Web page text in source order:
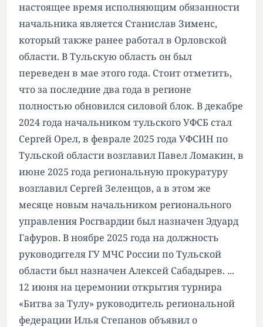
настоящее время исполняющим обязанности
начальника является Станислав Зименс,
который также ранее работал в Орловской
области. В Тульскую область он был
переведен в мае этого года. Стоит отметить,
что за последние два года в регионе
полностью обновился силовой блок. В декабре
2024 года начальником тульского УФСБ стал
Сергей Орел, в феврале 2025 года УФСИН по
Тульской области возглавил Павел Ломакин, в
июне 2025 года региональную прокуратуру
возглавил Сергей Зеленцов, а в этом же
месяце новым начальником регионального
управления Росгвардии был назначен Эдуард
Гафуров. В ноябре 2025 года на должность
руководителя ГУ МЧС России по Тульской
области был назначен Алексей Сабадырев. ...
12 июня на церемонии открытия турнира
«Битва за Тулу» руководитель региональной
федерации Илья Степанов объявил о